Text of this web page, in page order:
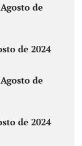
de
de 2024
de
de 2024